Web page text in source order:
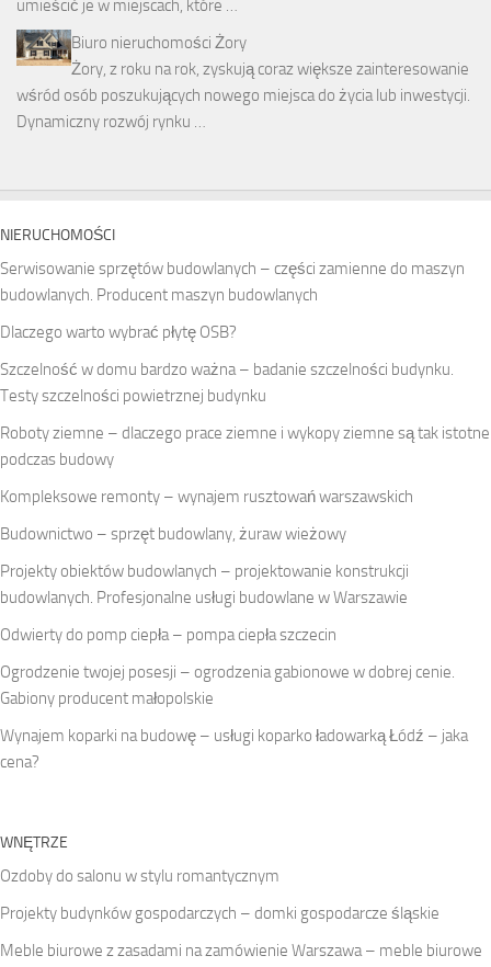
umieścić je w miejscach, które …
Biuro nieruchomości Żory
Żory, z roku na rok, zyskują coraz większe zainteresowanie
wśród osób poszukujących nowego miejsca do życia lub inwestycji.
Dynamiczny rozwój rynku …
NIERUCHOMOŚCI
Serwisowanie sprzętów budowlanych – części zamienne do maszyn
budowlanych. Producent maszyn budowlanych
Dlaczego warto wybrać płytę OSB?
Szczelność w domu bardzo ważna – badanie szczelności budynku.
Testy szczelności powietrznej budynku
Roboty ziemne – dlaczego prace ziemne i wykopy ziemne są tak istotne
podczas budowy
Kompleksowe remonty – wynajem rusztowań warszawskich
Budownictwo – sprzęt budowlany, żuraw wieżowy
Projekty obiektów budowlanych – projektowanie konstrukcji
budowlanych. Profesjonalne usługi budowlane w Warszawie
Odwierty do pomp ciepła – pompa ciepła szczecin
Ogrodzenie twojej posesji – ogrodzenia gabionowe w dobrej cenie.
Gabiony producent małopolskie
Wynajem koparki na budowę – usługi koparko ładowarką Łódź – jaka
cena?
WNĘTRZE
Ozdoby do salonu w stylu romantycznym
Projekty budynków gospodarczych – domki gospodarcze śląskie
Meble biurowe z zasadami na zamówienie Warszawa – meble biurowe